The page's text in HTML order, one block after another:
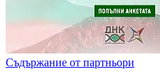
Съдържание от партньори